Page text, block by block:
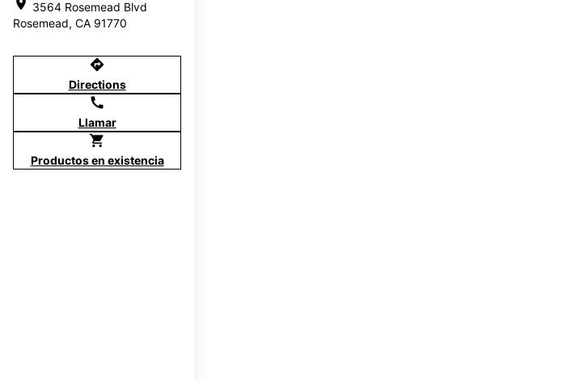
location_on 3564 Rosemead Blvd
Rosemead, CA 91770
directions
Directions
call
Llamar
shopping_cart
Productos en existencia